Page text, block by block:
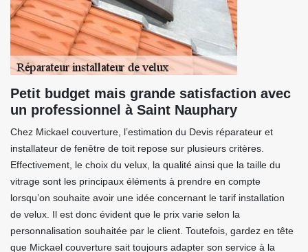
Petit budget mais grande satisfaction avec
un professionnel à Saint Nauphary
Chez Mickael couverture, l’estimation du Devis réparateur et
installateur de fenêtre de toit repose sur plusieurs critères.
Effectivement, le choix du velux, la qualité ainsi que la taille du
vitrage sont les principaux éléments à prendre en compte
lorsqu’on souhaite avoir une idée concernant le tarif installation
de velux. Il est donc évident que le prix varie selon la
personnalisation souhaitée par le client. Toutefois, gardez en tête
que Mickael couverture sait toujours adapter son service à la